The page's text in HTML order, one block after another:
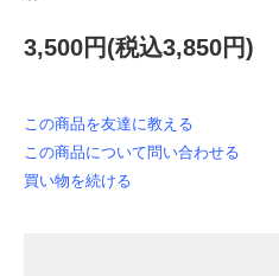
3,500円(税込3,850円)
この商品を友達に教える
この商品について問い合わせる
買い物を続ける